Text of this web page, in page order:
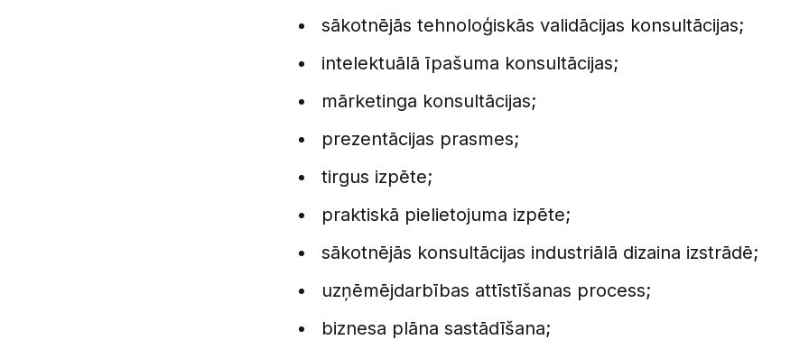
sākotnējās tehnoloģiskās validācijas konsultācijas;
intelektuālā īpašuma konsultācijas;
mārketinga konsultācijas;
prezentācijas prasmes;
tirgus izpēte;
praktiskā pielietojuma izpēte;
sākotnējās konsultācijas industriālā dizaina izstrādē;
uzņēmējdarbības attīstīšanas process;
biznesa plāna sastādīšana;